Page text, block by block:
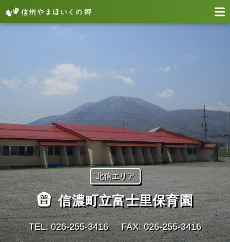
北信エリア
信濃町立富士里保育園
TEL: 026-255-3416 FAX: 026-255-3416